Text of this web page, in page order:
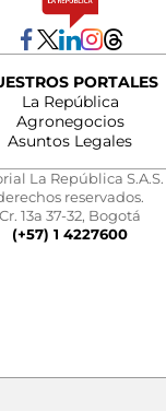
PORTALES
La República
Agronegocios
Asuntos Legales
La República S.A.S.
reservados.
Cr. 13a 37-32, Bogotá
(+57) 1 4227600